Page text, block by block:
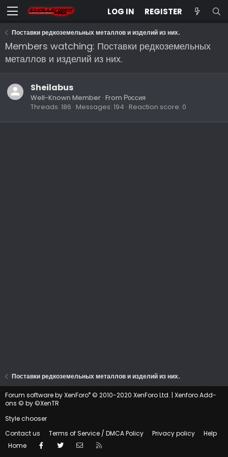
LOG IN REGISTER
Поставки редкоземельных металлов и изделий из них.
Members watching: Поставки редкоземельных
металлов и изделий из них.
Sheilabus
Well-Known Member · From Россия
Threads 186 Messages 194 Reaction score 0
Поставки редкоземельных металлов и изделий из них.
Forum software by XenForo® © 2010-2020 XenForo Ltd. | Xenforo Add-
ons © by ©XenTR
Style chooser
Contact us
Terms of Service / DMCA Policy Privacy policy
Help
Home
Facebook
Twitter Contact us